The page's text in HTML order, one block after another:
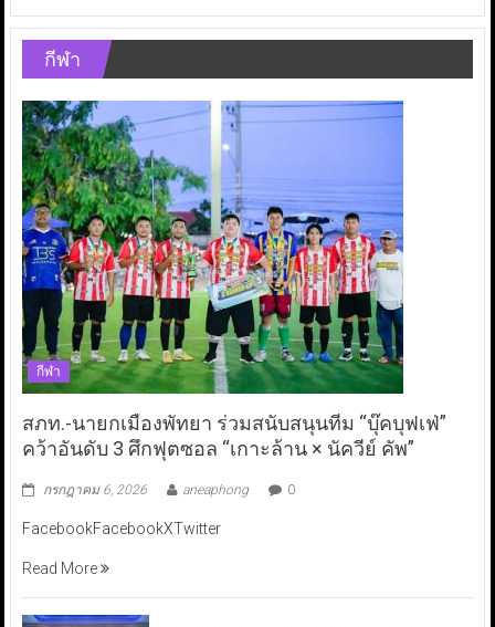
กีฬา
กีฬา
สภท.-นายกเมืองพัทยา ร่วมสนับสนุนทีม “บุ๊คบุฟเฟ่”
คว้าอันดับ 3 ศึกฟุตซอล “เกาะล้าน × นัควีย์ คัพ”
กรกฎาคม 6, 2026 aneaphong 0
FacebookFacebookXTwitter
Read More